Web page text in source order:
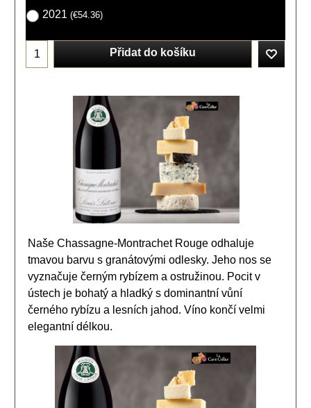
2021 (€54.36)
Přidat do košíku
Naše Chassagne-Montrachet Rouge odhaluje
tmavou barvu s granátovými odlesky. Jeho nos se
vyznačuje černým rybízem a ostružinou. Pocit v
ústech je bohatý a hladký s dominantní vůní
černého rybízu a lesních jahod. Víno končí velmi
elegantní délkou.